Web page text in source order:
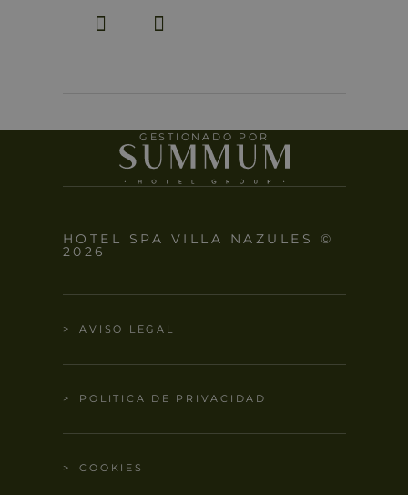
GESTIONADO POR
HOTEL SPA VILLA NAZULES ©
2026
AVISO LEGAL
POLITICA DE PRIVACIDAD
COOKIES